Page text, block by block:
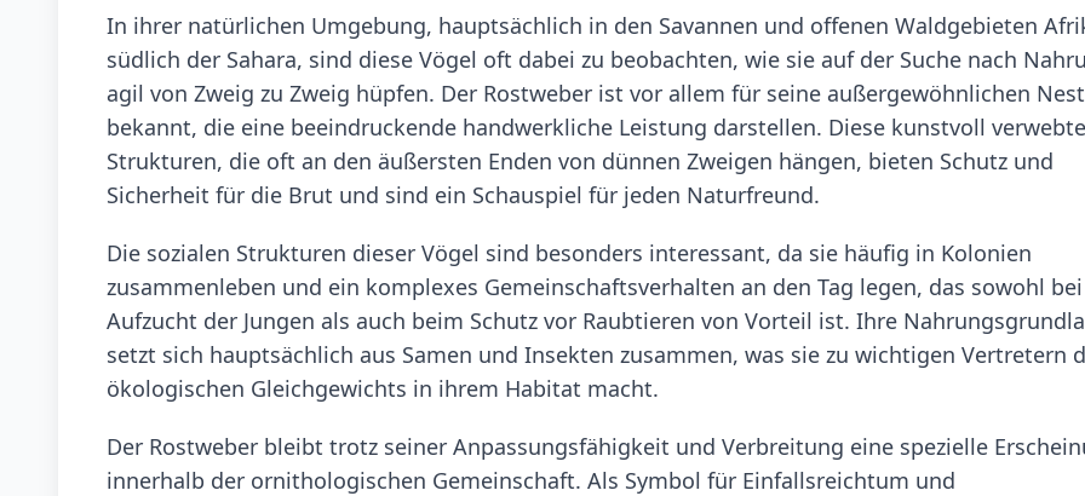
In ihrer natürlichen Umgebung, hauptsächlich in den Savannen und offenen Waldgebieten
südlich der Sahara, sind diese Vögel oft dabei zu beobachten, wie sie auf der Suche nach
agil von Zweig zu Zweig hüpfen. Der Rostweber ist vor allem für seine außergewöhnlichen
bekannt, die eine beeindruckende handwerkliche Leistung darstellen. Diese kunstvoll
Strukturen, die oft an den äußersten Enden von dünnen Zweigen hängen, bieten Schutz und
Sicherheit für die Brut und sind ein Schauspiel für jeden Naturfreund.
Die sozialen Strukturen dieser Vögel sind besonders interessant, da sie häufig in Kolonien
zusammenleben und ein komplexes Gemeinschaftsverhalten an den Tag legen, das sowohl
Aufzucht der Jungen als auch beim Schutz vor Raubtieren von Vorteil ist. Ihre
setzt sich hauptsächlich aus Samen und Insekten zusammen, was sie zu wichtigen Vertretern
ökologischen Gleichgewichts in ihrem Habitat macht.
Der Rostweber bleibt trotz seiner Anpassungsfähigkeit und Verbreitung eine spezielle
innerhalb der ornithologischen Gemeinschaft. Als Symbol für Einfallsreichtum und